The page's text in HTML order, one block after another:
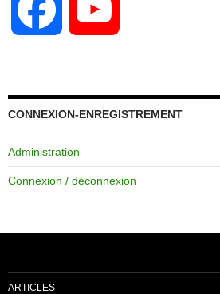
c u
CONNEXION-ENREGISTREMENT
Administration
Connexion / déconnexion
ARTICLES